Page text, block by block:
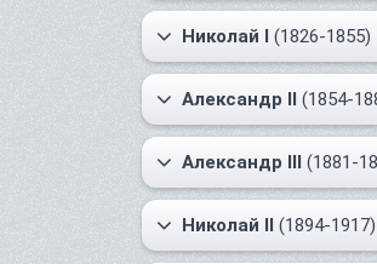
Николай I (1826-1855)
Александр II (1854-
Александр III (1881-
Николай II (1894-1917)